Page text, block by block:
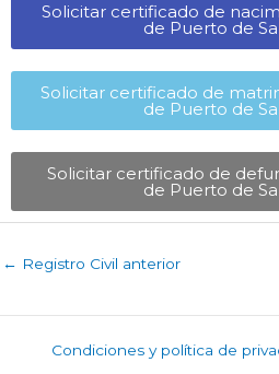
Solicitar certificado de
de Puerto de
Solicitar certificado de
de Puerto de
Solicitar certificado de
de Puerto de
← Registro Civil anterior
Condiciones y política de